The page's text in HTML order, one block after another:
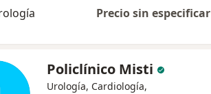
Precio sin especificar
Policlínico Misti
Urología, Cardiología,